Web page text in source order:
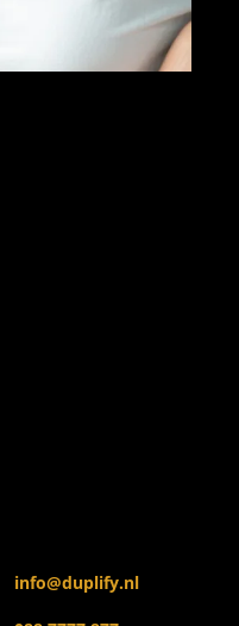
info@duplify.nl